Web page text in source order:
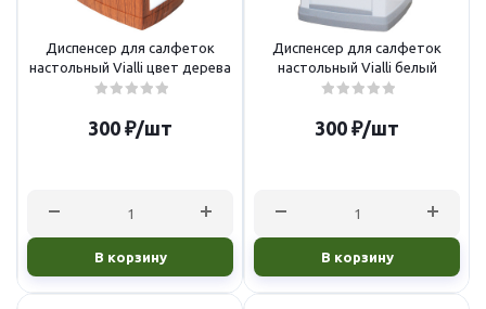
Диспенсер для салфеток
настольный Vialli цвет дерева
300 ₽/шт
В корзину
Диспенсер для салфеток
настольный Vialli белый
300 ₽/шт
В корзину